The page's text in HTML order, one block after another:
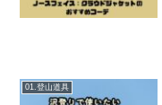
01.登山道具